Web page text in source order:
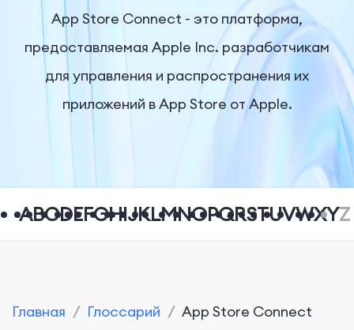
Цены
Компания
App Store Connect - это платформа,
предоставляемая Apple Inc. разработчикам
для управления и распространения их
приложений в App Store от Apple.
ABCDEFGHIJKLMNOPQRSTUVWXYZ
Главная / Глоссарий / App Store Connect